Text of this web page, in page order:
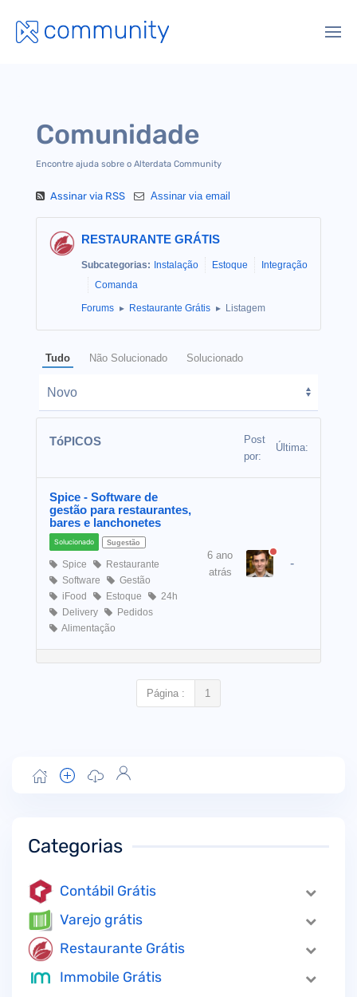
Comunidade
Encontre ajuda sobre o Alterdata Community
Assinar via RSS Assinar via email
RESTAURANTE GRÁTIS
Subcategorias: Instalação Estoque
Integração
Comanda
Forums Restaurante Grátis Listagem
Tudo Não Solucionado Solucionado
TóPICOS
Post
por:
Última:
Spice - Software de
gestão para restaurantes,
bares e lanchonetes
Solucionado Sugestão
Spice
Restaurante
Software
Gestão
iFood
Estoque
24h
Delivery
Pedidos
Alimentação
6 ano
atrás
-
Página : 1
Categorias
Contábil Grátis
Varejo grátis
Restaurante Grátis
Immobile Grátis